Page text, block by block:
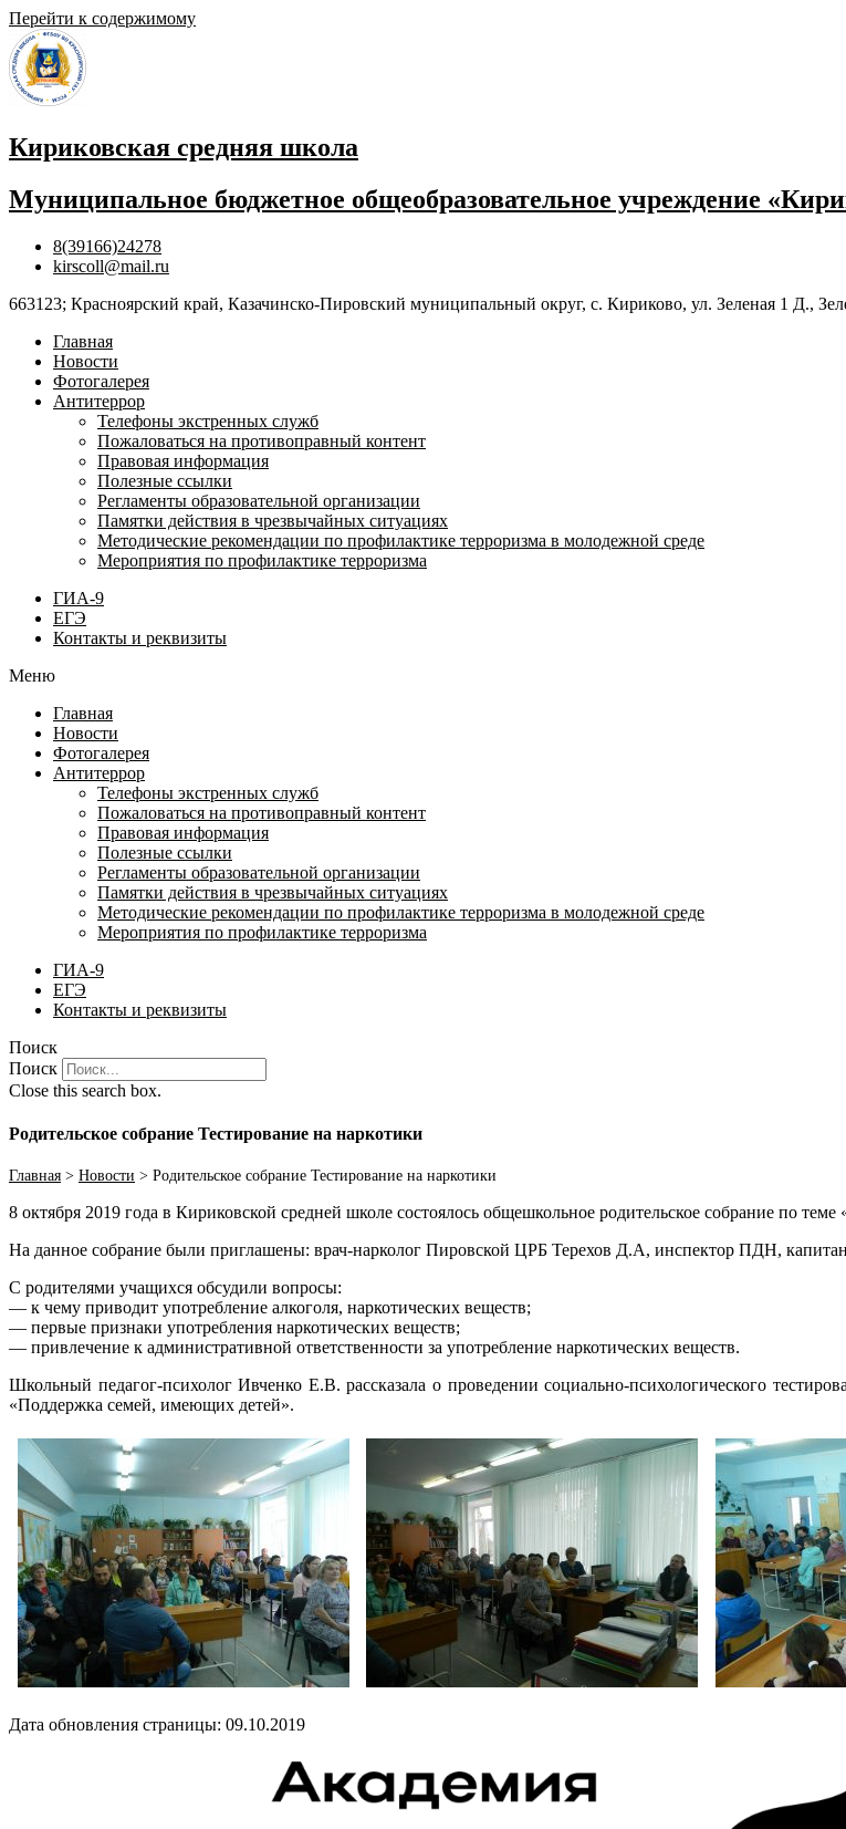
Перейти к содержимому
Кириковская средняя школа
Муниципальное бюджетное общеобразовательное учреждение
8(39166)24278
kirscoll@mail.ru
663123; Красноярский край, Казачинско-Пировский муниципальный округ, с. Кириково, ул. Зеленая 1 Д.,
Главная
Новости
Фотогалерея
Антитеррор
Телефоны экстренных служб
Пожаловаться на противоправный контент
Правовая информация
Полезные ссылки
Регламенты образовательной организации
Памятки действия в чрезвычайных ситуациях
Методические рекомендации по профилактике терроризма в молодежной среде
Мероприятия по профилактике терроризма
ГИА-9
ЕГЭ
Контакты и реквизиты
Меню
Главная
Новости
Фотогалерея
Антитеррор
Телефоны экстренных служб
Пожаловаться на противоправный контент
Правовая информация
Полезные ссылки
Регламенты образовательной организации
Памятки действия в чрезвычайных ситуациях
Методические рекомендации по профилактике терроризма в молодежной среде
Мероприятия по профилактике терроризма
ГИА-9
ЕГЭ
Контакты и реквизиты
Поиск
Поиск
Close this search box.
Родительское собрание Тестирование на наркотики
Главная > Новости > Родительское собрание Тестирование на наркотики
8 октября 2019 года в Кириковской средней школе состоялось общешкольное родительское собрание по
На данное собрание были приглашены: врач-нарколог Пировской ЦРБ Терехов Д.А, инспектор ПДН,
С родителями учащихся обсудили вопросы:
— к чему приводит употребление алкоголя, наркотических веществ;
— первые признаки употребления наркотических веществ;
— привлечение к административной ответственности за употребление наркотических веществ.
Школьный педагог-психолог Ивченко Е.В. рассказала о проведении социально-психологического
«Поддержка семей, имеющих детей».
Дата обновления страницы: 09.10.2019